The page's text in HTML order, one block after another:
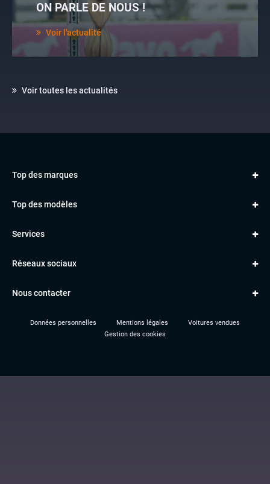
ON PARLE DE NOUS !
Voir l'actualité
Voir toutes les actualités
Top des marques
VOLKSWAGEN
BMW
Top des modèles
Classe A
A3
Services
Le garage TBV
Location TBV
Réseaux sociaux
Nous contacter
Données personnelles Mentions légales
Voitures vendues
Gestion des cookies